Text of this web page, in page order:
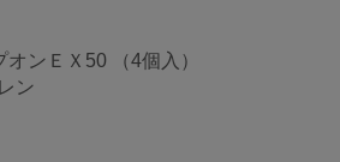
ンＥＸ50 （4個入）
ン